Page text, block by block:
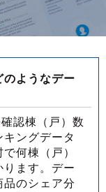
のようなデー
認棟（戸）数
ングデータ
何棟（戸）
ます。デー
品のシェア分